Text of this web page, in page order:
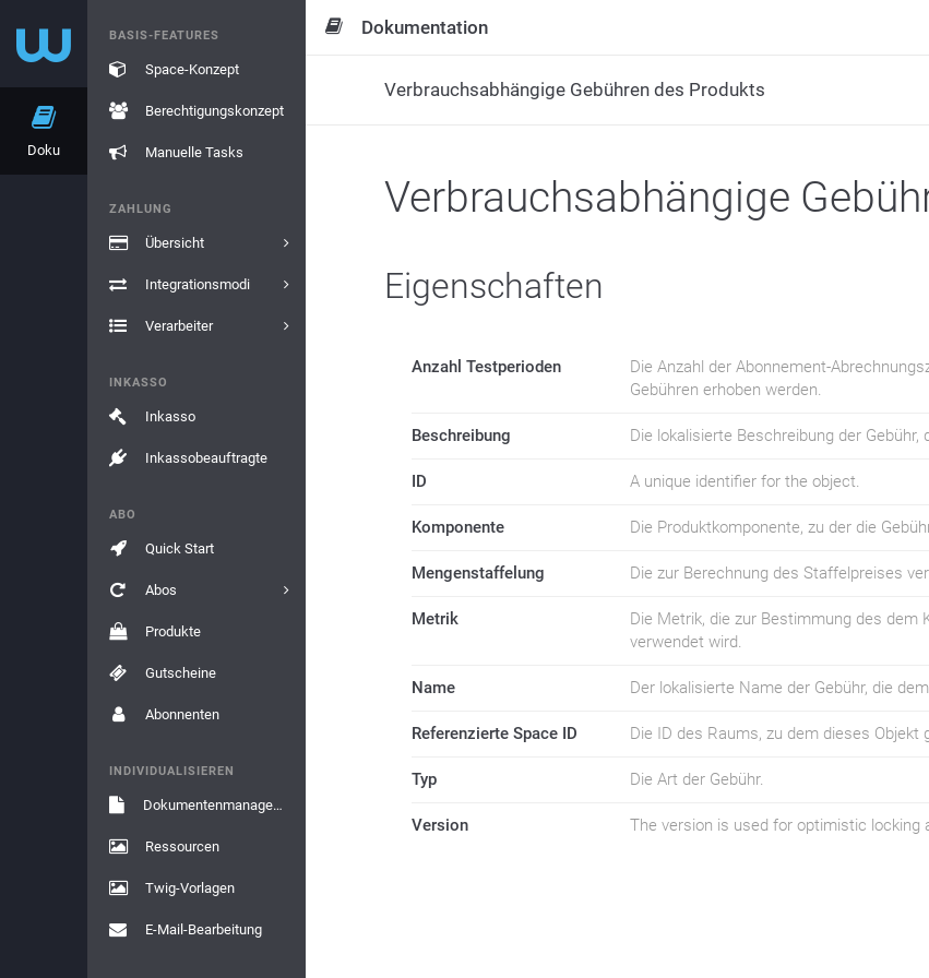
Doku
BASIS-FEATURES
Space-Konzept
Berechtigungskonzept
Manuelle Tasks
ZAHLUNG
Übersicht
Integrationsmodi
Verarbeiter
INKASSO
Inkasso
Inkassobeauftragte
ABO
Quick Start
Abos
Produkte
Gutscheine
Abonnenten
INDIVIDUALISIEREN
Dokumentenmanagement
Ressourcen
Twig-Vorlagen
E-Mail-Bearbeitung
Dokumentation
Verbrauchsabhängige Gebühren des Produkts
Verbrauchsabhängige
Eigenschaften
Anzahl Testperioden
Die Anzahl der Abonnement-
Gebühren erhoben werden.
Beschreibung Die lokalisierte Beschreibung der Gebühr,
ID A unique identifier for the object.
Komponente Die Produktkomponente, zu der die
Mengenstaffelung Die zur Berechnung des Staffelpreises
Metrik
Die Metrik, die zur Bestimmung des dem
verwendet wird.
Name Der lokalisierte Name der Gebühr, die
Referenzierte Space ID Die ID des Raums, zu dem dieses Objekt
Typ Die Art der Gebühr.
Version The version is used for optimistic locking